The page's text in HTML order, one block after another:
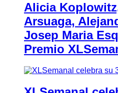
Alicia
Arsuaga,
Josep Maria
Premio